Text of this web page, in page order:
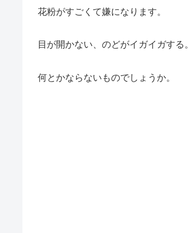
花粉がすごくて嫌になります。
目が開かない、のどがイガイガする。
何とかならないものでしょうか。